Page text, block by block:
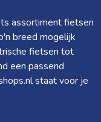
assortiment fietsen
breed mogelijk
fietsen tot
een passend
staat voor je